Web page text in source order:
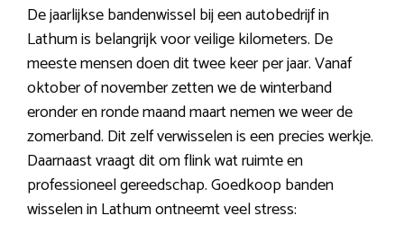
De jaarlijkse bandenwissel bij een autobedrijf in
Lathum is belangrijk voor veilige kilometers. De
meeste mensen doen dit twee keer per jaar. Vanaf
oktober of november zetten we de winterband
eronder en ronde maand maart nemen we weer de
zomerband. Dit zelf verwisselen is een precies werkje.
Daarnaast vraagt dit om flink wat ruimte en
professioneel gereedschap. Goedkoop banden
wisselen in Lathum ontneemt veel stress: